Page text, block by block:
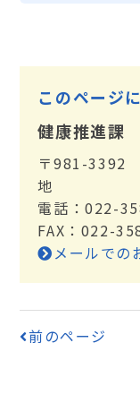
このページ
健康推進課
〒981-3392
地
電話：022-
FAX：022-
メールでの
前のページ